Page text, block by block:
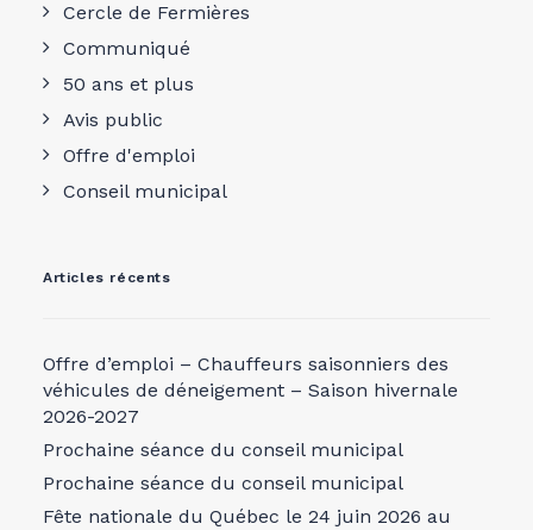
Cercle de Fermières
Communiqué
50 ans et plus
Avis public
Offre d'emploi
Conseil municipal
Articles récents
Offre d’emploi – Chauffeurs saisonniers des
véhicules de déneigement – Saison hivernale
2026-2027
Prochaine séance du conseil municipal
Prochaine séance du conseil municipal
Fête nationale du Québec le 24 juin 2026 au